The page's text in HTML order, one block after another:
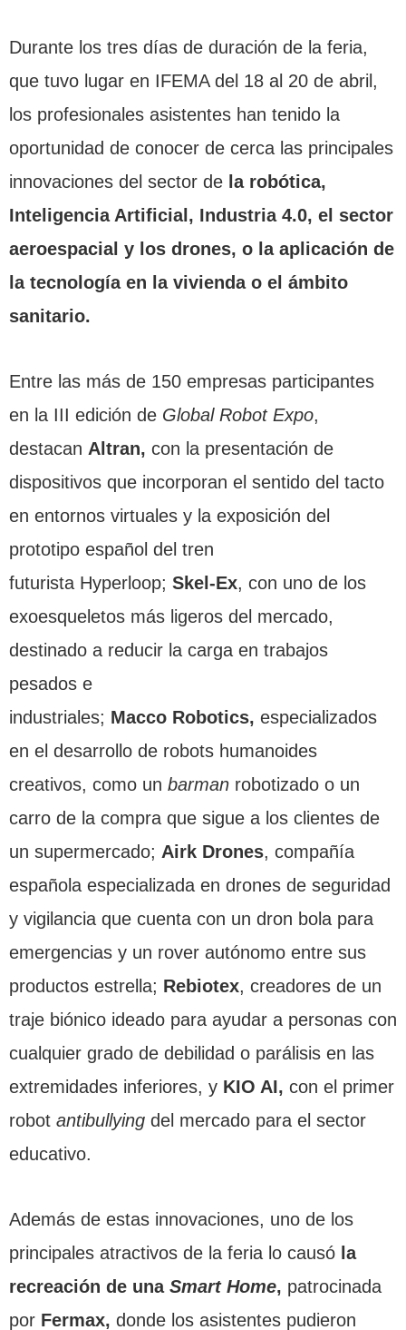
Durante los tres días de duración de la feria,
que tuvo lugar en IFEMA del 18 al 20 de abril,
los profesionales asistentes han tenido la
oportunidad de conocer de cerca las principales
innovaciones del sector de la robótica,
Inteligencia Artificial, Industria 4.0, el sector
aeroespacial y los drones, o la aplicación de
la tecnología en la vivienda o el ámbito
sanitario.
Entre las más de 150 empresas participantes
en la III edición de Global Robot Expo,
destacan Altran, con la presentación de
dispositivos que incorporan el sentido del tacto
en entornos virtuales y la exposición del
prototipo español del tren
futurista Hyperloop; Skel-Ex, con uno de los
exoesqueletos más ligeros del mercado,
destinado a reducir la carga en trabajos
pesados e
industriales; Macco Robotics, especializados
en el desarrollo de robots humanoides
creativos, como un barman robotizado o un
carro de la compra que sigue a los clientes de
un supermercado; Airk Drones, compañía
española especializada en drones de seguridad
y vigilancia que cuenta con un dron bola para
emergencias y un rover autónomo entre sus
productos estrella; Rebiotex, creadores de un
traje biónico ideado para ayudar a personas con
cualquier grado de debilidad o parálisis en las
extremidades inferiores, y KIO AI, con el primer
robot antibullying del mercado para el sector
educativo.
Además de estas innovaciones, uno de los
principales atractivos de la feria lo causó la
recreación de una Smart Home, patrocinada
por Fermax, donde los asistentes pudieron